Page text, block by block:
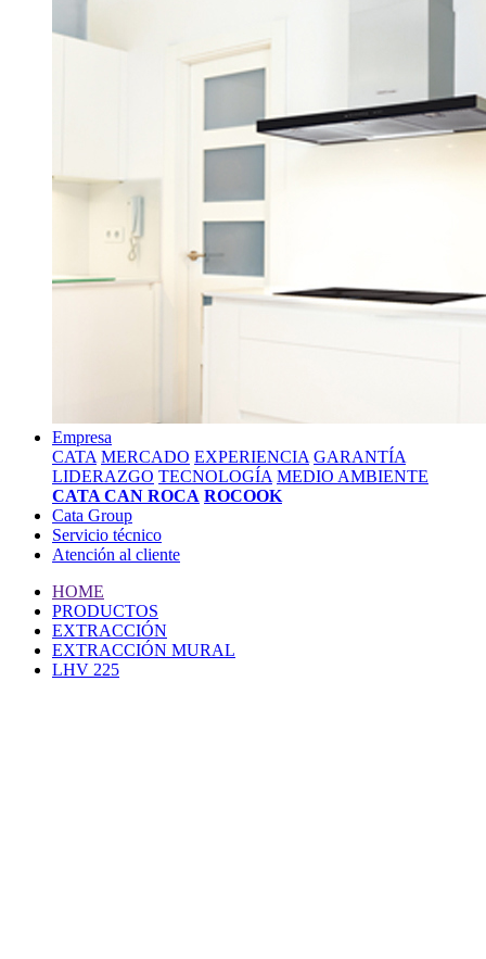
Empresa
CATA MERCADO EXPERIENCIA GARANTÍA
LIDERAZGO TECNOLOGÍA MEDIO AMBIENTE
CATA CAN ROCA ROCOOK
Cata Group
Servicio técnico
Atención al cliente
HOME
PRODUCTOS
EXTRACCIÓN
EXTRACCIÓN MURAL
LHV 225